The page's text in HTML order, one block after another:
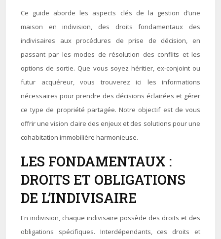
Ce guide aborde les aspects clés de la gestion d’une
maison en indivision, des droits fondamentaux des
indivisaires aux procédures de prise de décision, en
passant par les modes de résolution des conflits et les
options de sortie. Que vous soyez héritier, ex-conjoint ou
futur acquéreur, vous trouverez ici les informations
nécessaires pour prendre des décisions éclairées et gérer
ce type de propriété partagée. Notre objectif est de vous
offrir une vision claire des enjeux et des solutions pour une
cohabitation immobilière harmonieuse.
LES FONDAMENTAUX :
DROITS ET OBLIGATIONS
DE L’INDIVISAIRE
En indivision, chaque indivisaire possède des droits et des
obligations spécifiques. Interdépendants, ces droits et